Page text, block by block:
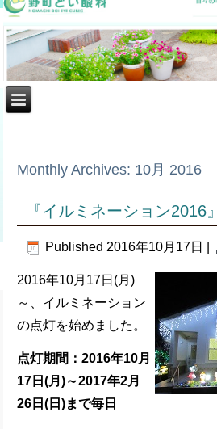
Monthly Archives: 10月 2016
『イルミネーション
Published 2016年10月17日
2016年10月17日(月)
～、イルミネーション
の点灯を始めました。
点灯期間：2016年10月
17 日(月)～2017年2月
26 日(日)まで毎日